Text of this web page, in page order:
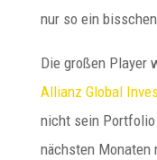
nur so ein
Die großen Player
Allianz Global
nicht sein
nächsten Monaten